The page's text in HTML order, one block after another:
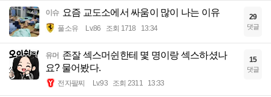
이슈 요즘 교도소에서 싸움이 많이 나는 이유
풀소유 Lv.86 조회 1718 13:34
29
댓글
유머 존잘 섹스머쉰한테 몇 명이랑 섹스하셨나
요? 물어봤다.
전자팔찌 Lv.93 조회 2311 13:33
15
댓글